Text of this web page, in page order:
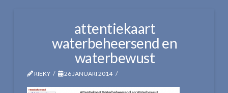
attentiekaart
waterbeheersend en
waterbewust
RIEKY 26 JANUARI 2014